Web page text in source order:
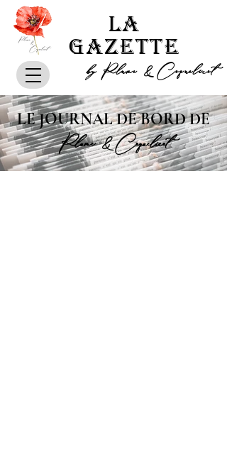
LA
GAZETTE
by Plume & Coquelicot
LE JOURNAL DE BORD DE
Plume & Coquelicot